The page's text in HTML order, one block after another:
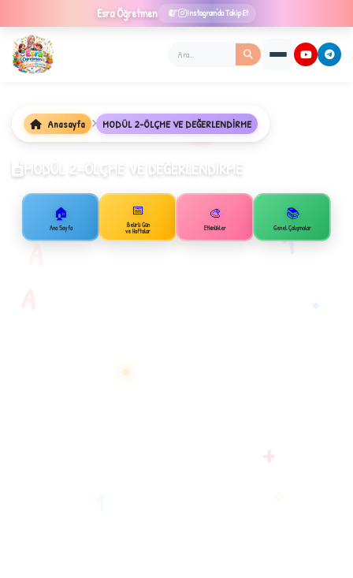
Esra Öğretmen Instagram'da Takip Et
A B
★
✧
Anasayfa MODÜL 2-ÖLÇME VE DEĞERLENDİRME
MODÜL 2-ÖLÇME VE DEĞERLENDİRME
🏠
Ana Sayfa
📅
Belirli Gün
ve Haftalar
🎨
Etkinlikler
📚
Genel Çalışmalar
1
+